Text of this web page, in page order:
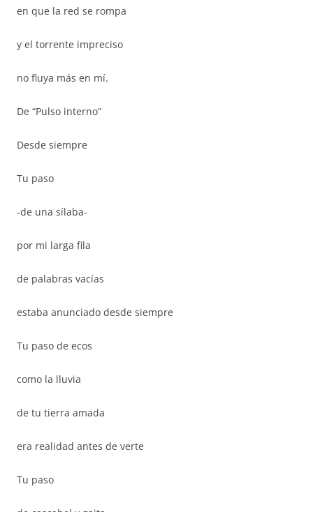
en que la red se rompa
y el torrente impreciso
no fluya más en mí.
De “Pulso interno”
Desde siempre
Tu paso
-de una sílaba-
por mi larga fila
de palabras vacías
estaba anunciado desde siempre
Tu paso de ecos
como la lluvia
de tu tierra amada
era realidad antes de verte
Tu paso